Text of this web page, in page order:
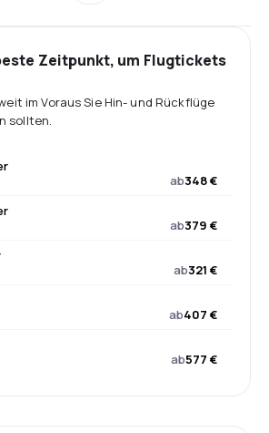
Zeitpunkt, um Flugtickets
im Voraus Sie Hin- und Rückflüge
sollten.
ab348 €
ab379 €
ab321 €
ab407 €
ab577 €